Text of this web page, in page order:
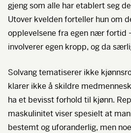
gjeng som alle har etablert seg
Utover kvelden forteller hun om
opplevelsene fra egen nær fortid
involverer egen kropp, og da
Solvang tematiserer ikke
klarer ikke å skildre
ha et bevisst forhold til kjønn.
maskulinitet viser spesielt at
bestemt og uforanderlig, men